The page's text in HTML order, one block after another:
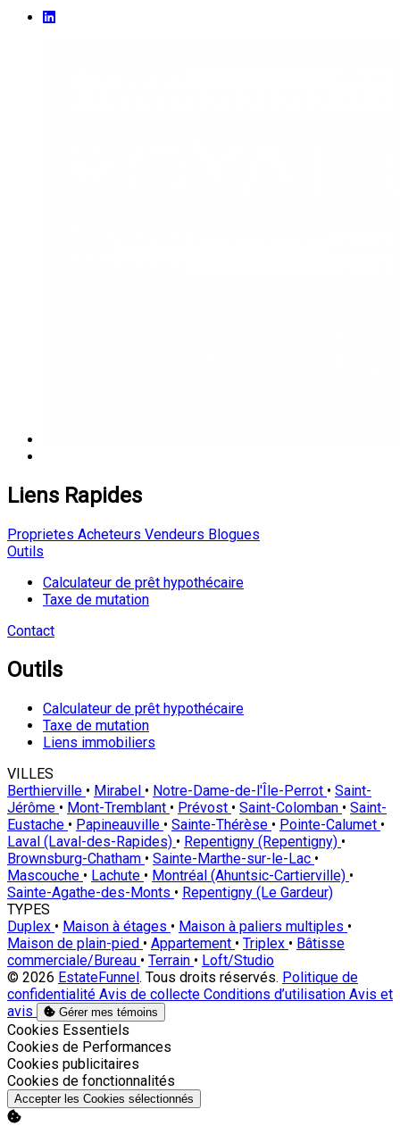
Liens Rapides
Proprietes Acheteurs Vendeurs Blogues
Outils
Calculateur de prêt hypothécaire
Taxe de mutation
Contact
Outils
Calculateur de prêt hypothécaire
Taxe de mutation
Liens immobiliers
VILLES
Berthierville • Mirabel • Notre-Dame-de-l'Île-Perrot • Saint-
Jérôme • Mont-Tremblant • Prévost • Saint-Colomban • Saint-
Eustache • Papineauville • Sainte-Thérèse • Pointe-Calumet •
Laval (Laval-des-Rapides) • Repentigny (Repentigny) •
Brownsburg-Chatham • Sainte-Marthe-sur-le-Lac •
Mascouche • Lachute • Montréal (Ahuntsic-Cartierville) •
Sainte-Agathe-des-Monts • Repentigny (Le Gardeur)
TYPES
Duplex • Maison à étages • Maison à paliers multiples •
Maison de plain-pied • Appartement • Triplex • Bâtisse
commerciale/Bureau • Terrain • Loft/Studio
© 2026 EstateFunnel. Tous droits réservés. Politique de
confidentialité Avis de collecte Conditions d’utilisation Avis et
avis
Gérer mes témoins
Activer
Cookies Essentiels
Activer
Cookies de Performances
Activer
Cookies publicitaires
Activer
Cookies de fonctionnalités
Accepter les Cookies sélectionnés